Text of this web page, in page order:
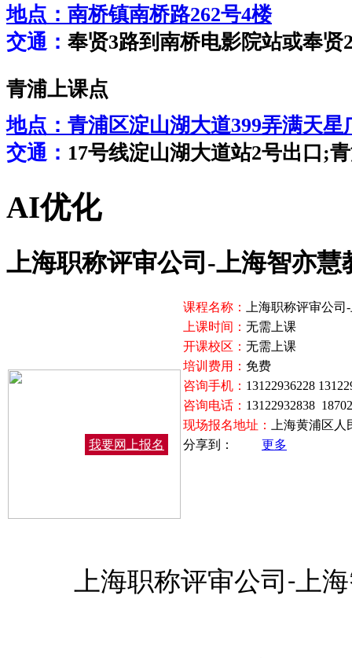
地点： 南桥镇南桥路262号4楼
交通： 奉贤3路到南桥电影院站或奉
青浦上课点
地点： 青浦区淀山湖大道399弄满天星
交通： 17号线淀山湖大道站2号出口;
AI优化
上海职称评审公司-上海智亦
课程名称：
上海职称评审公
上课时间： 无需上课
开课校区： 无需上课
培训费用： 免费
咨询手机： 13122936228
咨询电话： 13122932838
现场报名地址：
上海黄浦区
我要网上报名
分享到： 更多
上海职称评审公司 - 上